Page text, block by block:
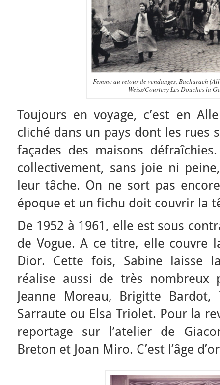
Femme au retour de vendanges, Bacharach
Weiss/Courtesy Les Douches la
Toujours en voyage, c’est en
cliché dans un pays dont les rues
façades des maisons
collectivement, sans joie ni
leur tâche. On ne sort pas
époque et un fichu doit couvrir la
De 1952 à 1961, elle est sous
de Vogue. A ce titre, elle couvre
Dior. Cette fois, Sabine laisse
réalise aussi de très nombreux
Jeanne Moreau, Brigitte Bardot,
Sarraute ou Elsa Triolet. Pour la
reportage sur l’atelier de
Breton et Joan Miro. C’est l’âge